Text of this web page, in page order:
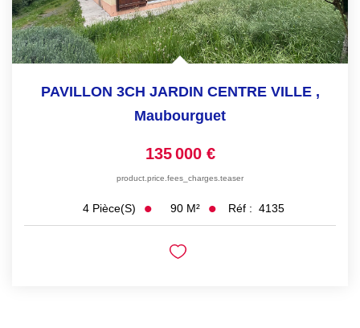
PAVILLON 3CH JARDIN CENTRE VILLE ,
Maubourguet
135 000 €
product.price.fees_charges.teaser
4 Pièce(s) 90 M² Réf : 4135